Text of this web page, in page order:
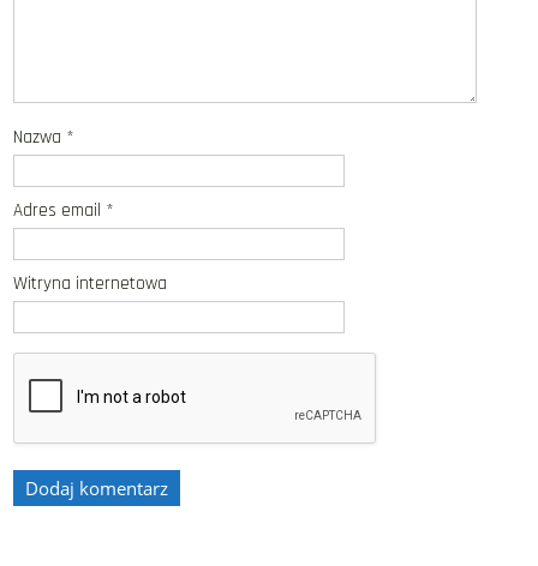
Nazwa *
Adres email *
Witryna internetowa